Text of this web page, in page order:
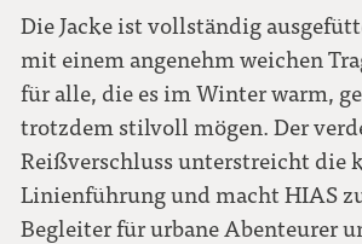
Die Jacke ist vollständig
mit einem angenehm weichen
für alle, die es im Winter warm,
trotzdem stilvoll mögen. Der
Reißverschluss unterstreicht die
Linienführung und macht HIAS
Begleiter für urbane Abenteurer